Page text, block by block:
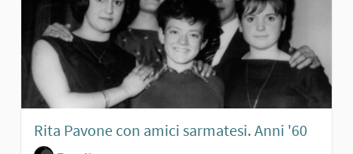
Rita Pavone con amici sarmatesi. Anni '60